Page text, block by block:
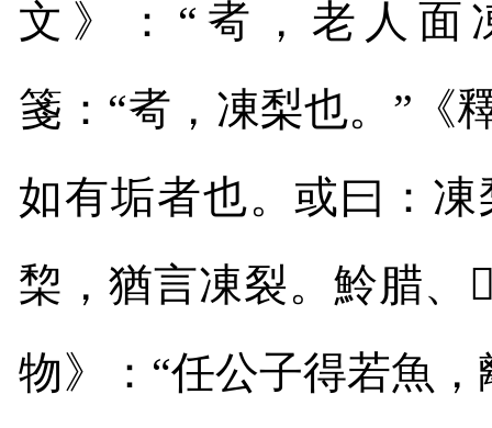
文》：“耇，老人面
箋：“耇，凍梨也。”《
如有垢者也。或曰：
棃，猶言凍裂。魿腊、
物》：“任公子得若魚